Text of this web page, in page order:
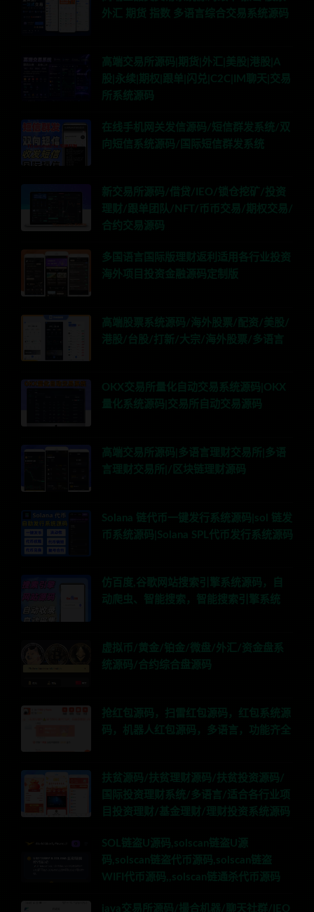
外汇 期货 指数 多语言综合交易系统源码
高端交易所源码|期货|外汇|美股|港股|A
股|永续|期权|跟单|闪兑|C2C|IM聊天|交易
所系统源码
在线手机网关发信源码/短信群发系统/双
向短信系统源码/国际短信群发系统
新交易所源码/借贷/IEO/锁仓挖矿/投资
理财/跟单团队/NFT/币币交易/期权交易/
合约交易源码
多国语言国际版理财返利适用各行业投资
海外项目投资金融源码定制版
高端股票系统源码/海外股票/配资/美股/
港股/台股/打新/大宗/海外股票/多语言
OKX交易所量化自动交易系统源码|OKX
量化系统源码|交易所自动交易源码
高端交易所源码|多语言理财交易所|多语
言理财交易所|/区块链理财源码
Solana 链代币一键发行系统源码|sol 链发
币系统源码|Solana SPL代币发行系统源码
仿百度,谷歌网站搜索引擎系统源码，自
动爬虫、智能搜索，智能搜索引擎系统
虚拟币/黄金/铂金/微盘/外汇/资金盘系
统源码/合约综合盘源码
抢红包源码，扫雷红包源码，红包系统源
码，机器人红包源码，多语言，功能齐全
扶贫源码/扶贫理财源码/扶贫投资源码/
国际投资理财系统/多语言/适合各行业项
目投资理财/基金理财/理财投资系统源码
SOL链盗U源码,solscan链盗U源
码,solscan链盗代币源码,solscan链盗
WIFI代币源码,,solscan链通杀代币源码
java交易所源码/撮合机器/聊天社群/IEO